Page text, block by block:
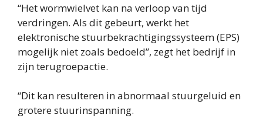
“Het wormwielvet kan na verloop van tijd
verdringen. Als dit gebeurt, werkt het
elektronische stuurbekrachtigingssysteem (EPS)
mogelijk niet zoals bedoeld”, zegt het bedrijf in
zijn terugroepactie.
“Dit kan resulteren in abnormaal stuurgeluid en
grotere stuurinspanning.